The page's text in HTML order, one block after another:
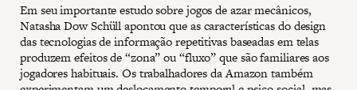
Em seu importante estudo sobre jogos de azar mecânicos,
Natasha Dow Schüll apontou que as características do design
das tecnologias de informação repetitivas baseadas em telas
produzem efeitos de “zona” ou “fluxo” que são familiares aos
jogadores habituais. Os trabalhadores da Amazon também